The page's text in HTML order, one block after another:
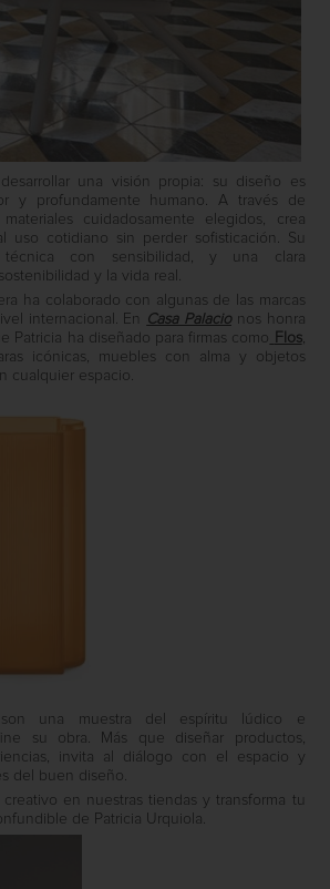
una visión propia: su diseño es
y profundamente humano. A través de
cuidadosamente elegidos, crea
uso cotidiano sin perder sofisticación. Su
técnica con sensibilidad, y una clara
y la vida real.
ha colaborado con algunas de las marcas
internacional. En
Casa Palacionos honra
Patricia ha diseñado para firmas como
Flos,
icónicas, muebles con alma y objetos
cualquier espacio.
son una muestra del espíritu lúdico e
su obra. Más que diseñar productos,
invita al diálogo con el espacio y
del buen diseño.
en nuestras tiendas y transforma tu
de Patricia Urquiola.